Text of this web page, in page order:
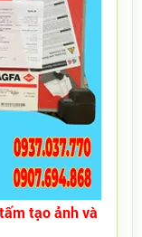
tạo ảnh và